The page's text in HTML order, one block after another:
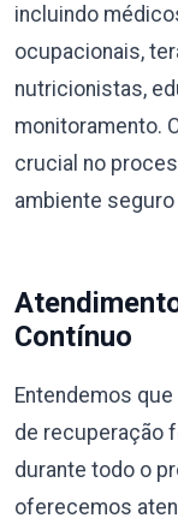
incluindo
ocupacionais,
nutricionistas,
monitoramento.
crucial no
ambiente
Contínuo
Entendemos
de recuperação
durante todo o
oferecemos